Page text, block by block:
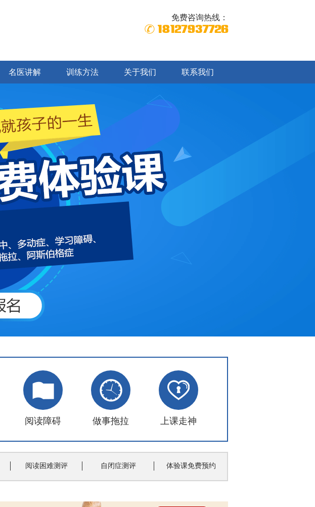
免费咨询热线：
18127937726
名医讲解 训练方法 关于我们 联系我们
阅读障碍 做事拖拉 上课走神
阅读困难测评 自闭症测评 体验课免费预约